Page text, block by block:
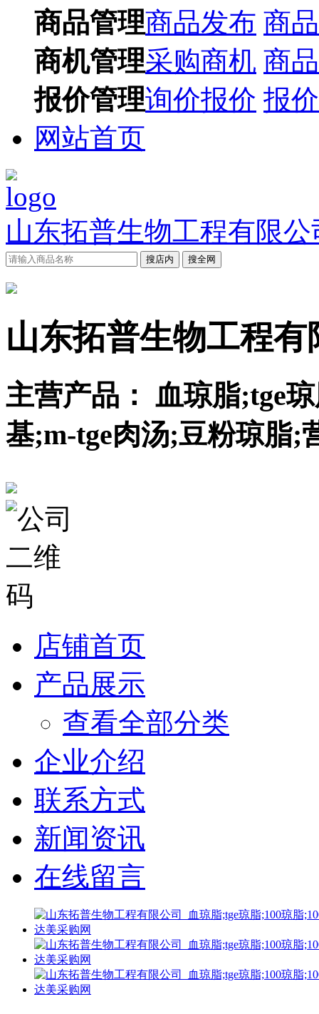
商品管理商品发布 商
商机管理采购商机 商
报价管理询价报价 报
网站首页
山东拓普生物工程有限公
搜店内 搜全网
山东拓普生物工程有
主营产品： 血琼脂;tge
基;m-tge肉汤;豆粉琼脂;
店铺首页
产品展示
查看全部分类
企业介绍
联系方式
新闻资讯
在线留言